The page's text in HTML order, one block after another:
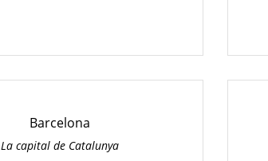
Barcelona
La capital de Catalunya